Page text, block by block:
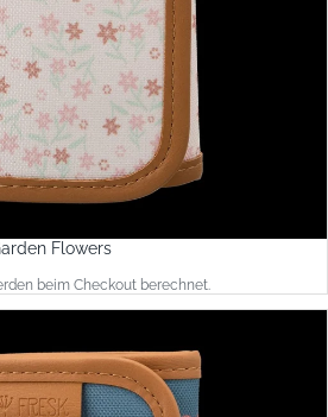
Flowers
beim Checkout berechnet.